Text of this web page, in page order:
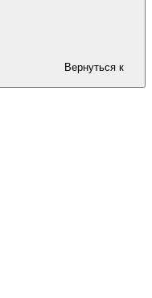
Вернуться к